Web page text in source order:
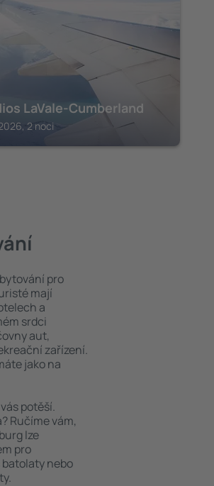
LaVale-Cumberland
2 noci
pro
mají
a
srdci
aut,
zařízení.
jako na
potěší.
Ručíme vám,
lze
pro
batolaty nebo